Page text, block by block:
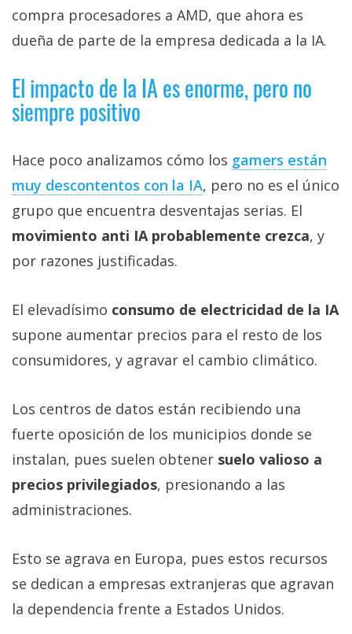
compra procesadores a AMD, que ahora es
dueña de parte de la empresa dedicada a la IA.
El impacto de la IA es enorme, pero no
siempre positivo
Hace poco analizamos cómo los gamers están
muy descontentos con la IA‎, pero no es el único
grupo que encuentra desventajas serias. El
movimiento anti IA probablemente crezca, y
por razones justificadas.
El elevadísimo consumo de electricidad de la IA
supone aumentar precios para el resto de los
consumidores, y agravar el cambio climático.
Los centros de datos están recibiendo una
fuerte oposición de los municipios donde se
instalan, pues suelen obtener suelo valioso a
precios privilegiados, presionando a las
administraciones.
Esto se agrava en Europa, pues estos recursos
se dedican a empresas extranjeras que agravan
la dependencia frente a Estados Unidos.